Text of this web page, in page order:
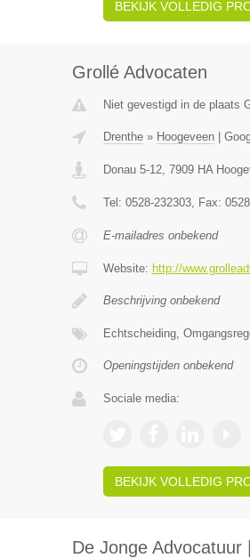
BEKIJK VOLLEDIG
Grollé Advocaten
Niet gevestigd in de plaats
Drenthe» Hoogeveen|
Donau 5-12, 7909 HA
Tel: 0528-232303, Fax:
E-mailadres onbekend
Website: http://
Beschrijving onbekend
Echtscheiding,
Openingstijden onbekend
Sociale media:
BEKIJK VOLLEDIG
De Jonge Advocatuur